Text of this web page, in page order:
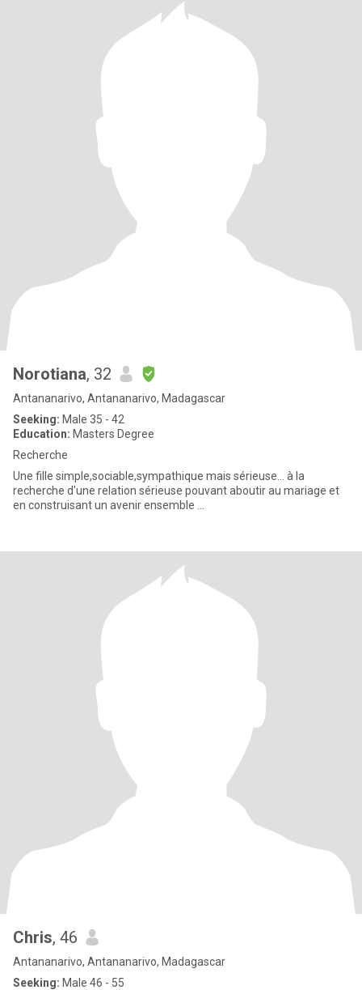
Norotiana, 32
Antananarivo, Antananarivo, Madagascar
Seeking: Male 35 - 42
Education: Masters Degree
Recherche
Une fille simple,sociable,sympathique mais sérieuse... à la
recherche d'une relation sérieuse pouvant aboutir au mariage et
en construisant un avenir ensemble ...
Chris, 46
Antananarivo, Antananarivo, Madagascar
Seeking: Male 46 - 55